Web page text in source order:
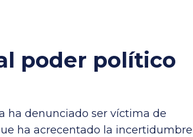
poder político
ha denunciado ser víctima de
ha acrecentado la incertidumbre